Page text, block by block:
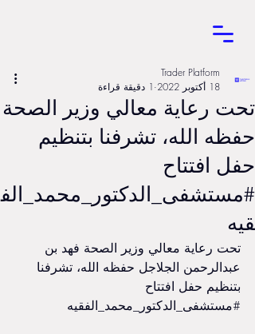
تحت رعاية معالي وزير الصحة
حفظه الله، تشرفنا بتنظيم
حفل افتتاح
⁧‫#مستشفى_الدكتور_محمد_الف
قيه
Trader Platform
18 أكتوبر 2022
1 دقيقة قراءة
تحت رعاية معالي وزير الصحة فهد بن
عبدالرحمن الجلاجل حفظه الله، تشرفنا
بتنظيم حفل افتتاح
⁧‫#مستشفى_الدكتور_محمد_الفقيه‬⁩